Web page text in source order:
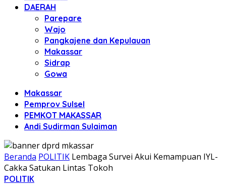
DAERAH
Parepare
Wajo
Pangkajene dan Kepulauan
Makassar
Sidrap
Gowa
Makassar
Pemprov Sulsel
PEMKOT MAKASSAR
Andi Sudirman Sulaiman
Beranda POLITIK Lembaga Survei Akui Kemampuan IYL-
Cakka Satukan Lintas Tokoh
POLITIK